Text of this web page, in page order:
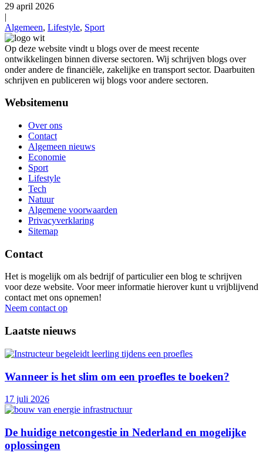
29 april 2026
|
Algemeen, Lifestyle, Sport
Op deze website vindt u blogs over de meest recente
ontwikkelingen binnen diverse sectoren. Wij schrijven blogs over
onder andere de financiële, zakelijke en transport sector. Daarbuiten
schrijven en publiceren wij blogs voor andere sectoren.
Websitemenu
Over ons
Contact
Algemeen nieuws
Economie
Sport
Lifestyle
Tech
Natuur
Algemene voorwaarden
Privacyverklaring
Sitemap
Contact
Het is mogelijk om als bedrijf of particulier een blog te schrijven
voor deze website. Voor meer informatie hierover kunt u vrijblijvend
contact met ons opnemen!
Neem contact op
Laatste nieuws
Wanneer is het slim om een proefles te boeken?
17 juli 2026
De huidige netcongestie in Nederland en mogelijke
oplossingen